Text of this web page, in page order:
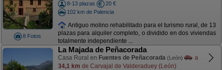
8 Fotos
8-13 plazas
20 €
102 km de Palencia
Antiguo molino rehabilitado para el turismo rural, de 13
plazas para alquiler completo, o dividido en dos viviendas
totalmente independiente ...
La Majada de Peñacorada
Casa Rural en Fuentes de Peñacorada (León)
a
34,1 km de Carvajal de Valderaduey (León)